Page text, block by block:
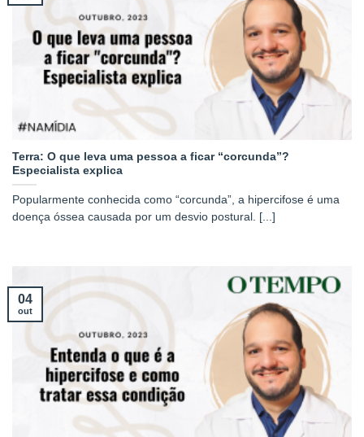
Terra: O que leva uma pessoa a ficar “corcunda”?
Especialista explica
Popularmente conhecida como “corcunda”, a hipercifose é uma
doença óssea causada por um desvio postural. [...]
04
out